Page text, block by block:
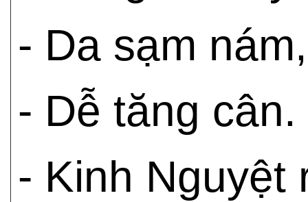
- Da sạm
- Dễ tăng cân.
- Kinh Nguyệt